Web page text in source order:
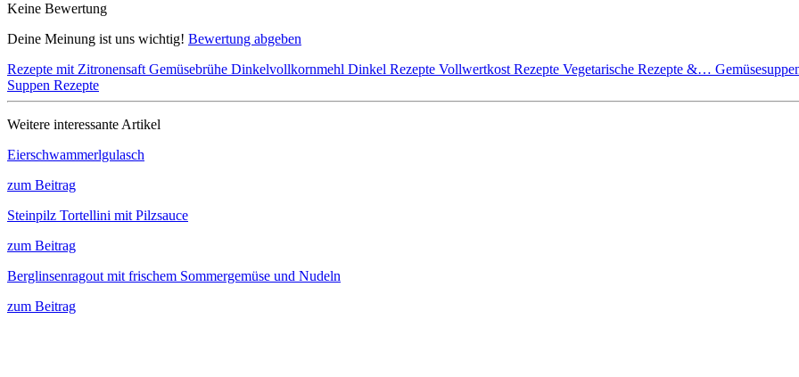
Keine Bewertung
Deine Meinung ist uns wichtig! Bewertung abgeben
Rezepte mit Zitronensaft Gemüsebrühe Dinkelvollkornmehl Dinkel Rezepte Vollwertkost Rezepte Vegetarische Rezepte &…
Suppen Rezepte
Weitere interessante Artikel
Eierschwammerlgulasch
zum Beitrag
Steinpilz Tortellini mit Pilzsauce
zum Beitrag
Berglinsenragout mit frischem Sommergemüse und Nudeln
zum Beitrag